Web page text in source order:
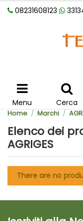
08231608123
Menu Cerca
Home Marchi
Elenco dei
AGRIGES
There are no